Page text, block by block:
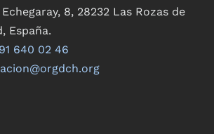
8, 28232 Las Rozas de
España.
640 02 46